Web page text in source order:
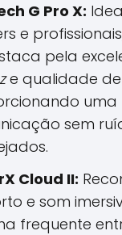
G Pro X:
e
pela
e qualidade de
uma
sem
Cloud II:
e som
frequente